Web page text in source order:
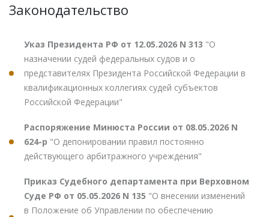
Законодательство
Указ Президента РФ от 12.05.2026 N 313 "О
назначении судей федеральных судов и о
представителях Президента Российской Федерации в
квалификационных коллегиях судей субъектов
Российской Федерации"
Распоряжение Минюста России от 08.05.2026 N
624-р "О депонировании правил постоянно
действующего арбитражного учреждения"
Приказ Судебного департамента при Верховном
Суде РФ от 05.05.2026 N 135 "О внесении изменений
в Положение об Управлении по обеспечению